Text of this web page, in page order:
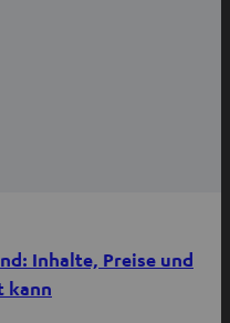
Inhalte, Preise und
kann